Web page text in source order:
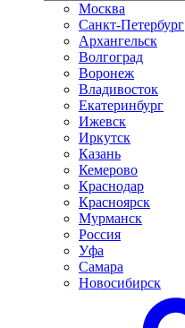
Москва
Санкт-Петербург
Архангельск
Волгоград
Воронеж
Владивосток
Екатеринбург
Ижевск
Иркутск
Казань
Кемерово
Краснодар
Красноярск
Мурманск
Россия
Уфа
Самара
Новосибирск